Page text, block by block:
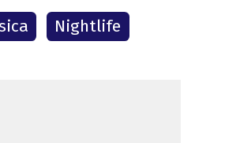
Nightlife